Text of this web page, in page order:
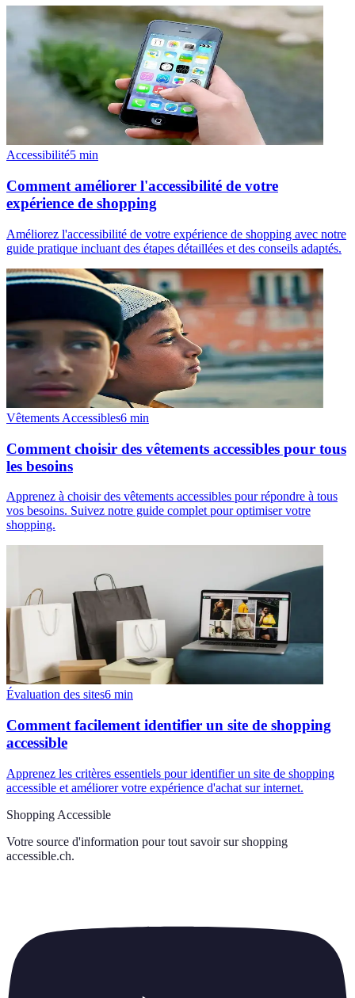
Accessibilité5 min
Comment améliorer l'accessibilité de votre
expérience de shopping
Améliorez l'accessibilité de votre expérience de shopping avec notre
guide pratique incluant des étapes détaillées et des conseils adaptés.
Vêtements Accessibles6 min
Comment choisir des vêtements accessibles pour tous
les besoins
Apprenez à choisir des vêtements accessibles pour répondre à tous
vos besoins. Suivez notre guide complet pour optimiser votre
shopping.
Évaluation des sites6 min
Comment facilement identifier un site de shopping
accessible
Apprenez les critères essentiels pour identifier un site de shopping
accessible et améliorer votre expérience d'achat sur internet.
Shopping Accessible
Votre source d'information pour tout savoir sur shopping
accessible.ch.